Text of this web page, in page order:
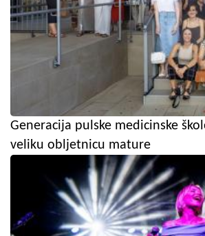
Generacija pulske medicinske
veliku obljetnicu mature